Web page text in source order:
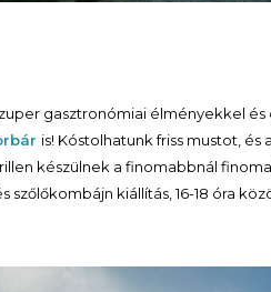
gasztronómiai élményekkel és
is! Kóstolhatunk friss mustot,
készülnek a finomabbnál
szőlőkombájn kiállítás, 16-18 óra